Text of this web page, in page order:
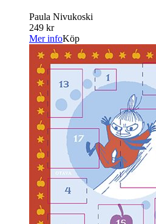
Paula Nivukoski
249 kr
Mer infoKöp